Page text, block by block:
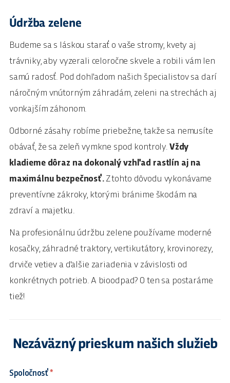
Údržba zelene
Budeme sa s láskou starať o vaše stromy, kvety aj
trávniky, aby vyzerali celoročne skvele a robili vám len
samú radosť. Pod dohľadom našich špecialistov sa darí
náročným vnútorným záhradám, zeleni na strechách aj
vonkajším záhonom.
Odborné zásahy robíme priebežne, takže sa nemusíte
obávať, že sa zeleň vymkne spod kontroly. Vždy
kladieme dôraz na dokonalý vzhľad rastlín aj na
maximálnu bezpečnosť.Z tohto dôvodu vykonávame
preventívne zákroky, ktorými bránime škodám na
zdraví a majetku.
Na profesionálnu údržbu zelene používame moderné
kosačky, záhradné traktory, vertikutátory, krovinorezy,
drviče vetiev a ďalšie zariadenia v závislosti od
konkrétnych potrieb. A bioodpad? O ten sa postaráme
tiež!
Nezáväzný prieskum našich služieb
Spoločnosť *